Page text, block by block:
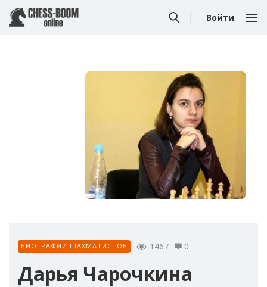
Войти
БИОГРАФИИ ШАХМАТИСТОВ 1467 0
Дарья Чарочкина